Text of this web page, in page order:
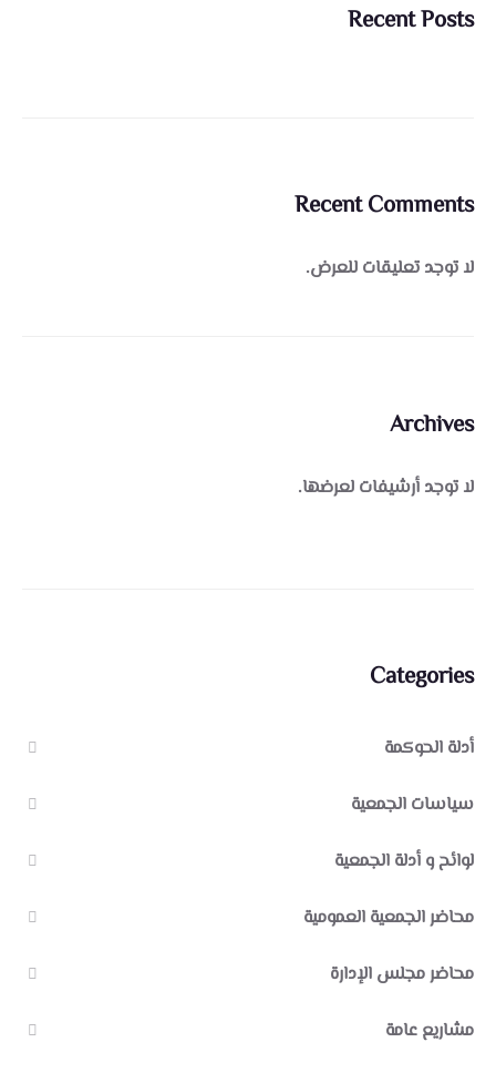
Recent Posts
Recent Comments
لا توجد تعليقات للعرض.
Archives
لا توجد أرشيفات لعرضها.
Categories
أدلة الحوكمة
سياسات الجمعية
لوائح و أدلة الجمعية
محاضر الجمعية العمومية
محاضر مجلس الإدارة
مشاريع عامة